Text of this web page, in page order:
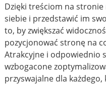
Dzięki treściom na
siebie i przedstawić im
to, by zwiększać
pozycjonować stronę na
Atrakcyjne i odpowiednio
wzbogacone
przyswajalne dla